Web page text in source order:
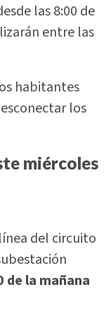
las 8:00 de
entre las
habitantes
los
miércoles
del circuito
de la mañana